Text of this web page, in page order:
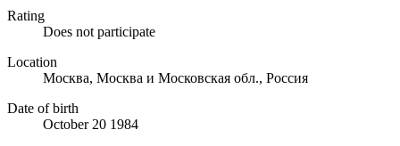
Rating
Does not participate
Location
Москва, Москва и Московская обл., Россия
Date of birth
October 20 1984